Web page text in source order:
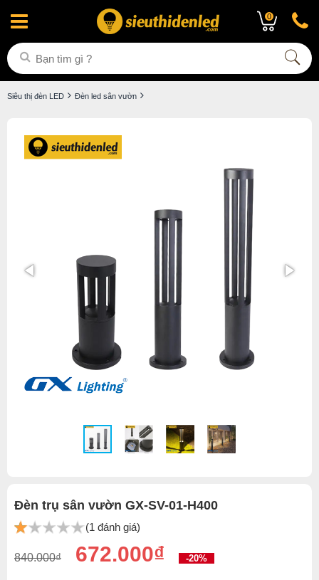
0
Siêu thị đèn LED Đèn led sân vườn
Đèn trụ sân vườn GX-SV-01-H400
(1 đánh giá)
840.000₫ 672.000₫ -20%